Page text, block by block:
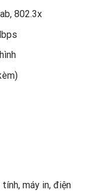
802.3x
máy in, điện